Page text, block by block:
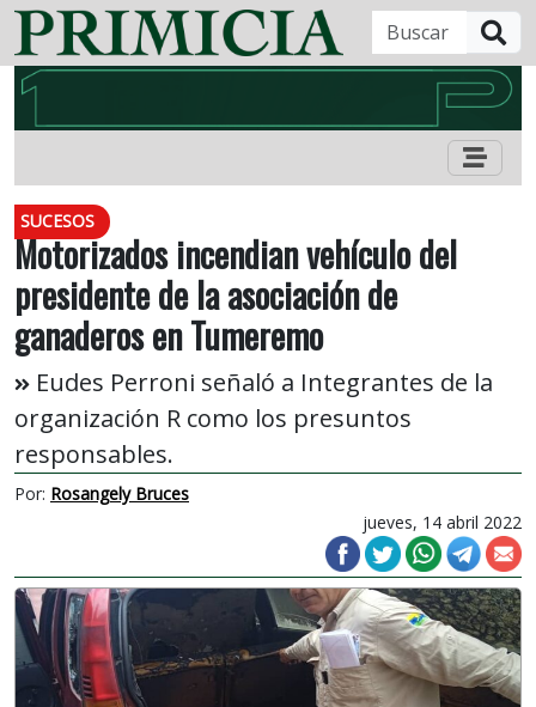
SUCESOS
Motorizados incendian vehículo del
presidente de la asociación de
ganaderos en Tumeremo
Eudes Perroni señaló a Integrantes de la
organización R como los presuntos
responsables.
Por: Rosangely Bruces
jueves, 14 abril 2022